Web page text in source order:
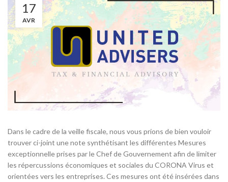
17
AVR
Dans le cadre de la veille fiscale, nous vous prions de bien vouloir
trouver ci-joint une note synthétisant les différentes Mesures
exceptionnelle prises par le Chef de Gouvernement afin de limiter
les répercussions économiques et sociales du CORONA Virus et
orientées vers les entreprises. Ces mesures ont été insérées dans